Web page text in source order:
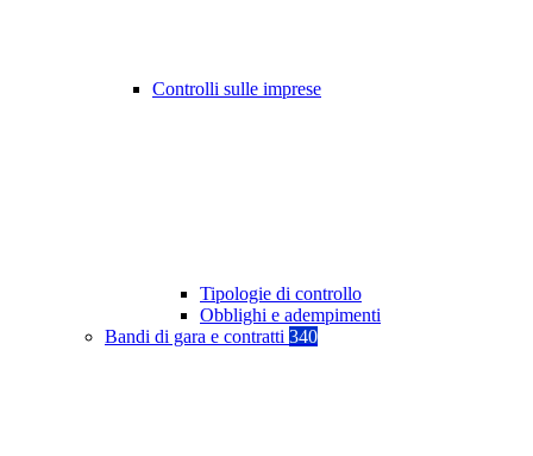
Controlli sulle imprese
Tipologie di controllo
Obblighi e adempimenti
Bandi di gara e contratti 340